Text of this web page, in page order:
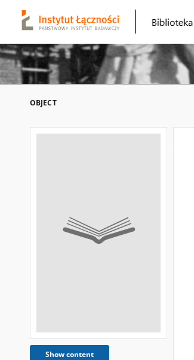
OBJECT
Show content